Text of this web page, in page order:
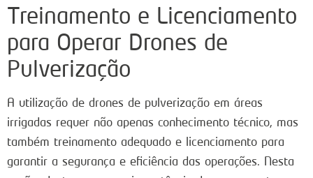
Treinamento e Licenciamento
para Operar Drones de
Pulverização
A utilização de drones de pulverização em áreas
irrigadas requer não apenas conhecimento técnico, mas
também treinamento adequado e licenciamento para
garantir a segurança e eficiência das operações. Nesta